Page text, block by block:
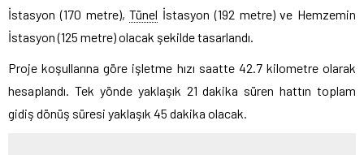
İstasyon (170 metre),Tünel İstasyon (192 metre) ve Hemzemin
İstasyon (125 metre) olacak şekilde tasarlandı.
Proje koşullarına göre işletme hızı saatte 42.7 kilometre olarak
hesaplandı. Tek yönde yaklaşık 21 dakika süren hattın toplam
gidiş dönüş süresi yaklaşık 45 dakika olacak.